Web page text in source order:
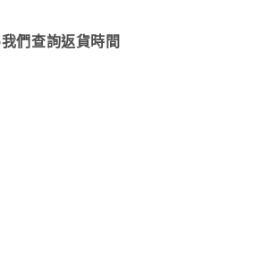
們查詢返貨時間